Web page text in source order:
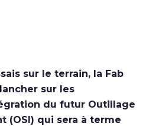
sur le terrain, la Fab
sur les
du futur Outillage
(OSI) qui sera à terme